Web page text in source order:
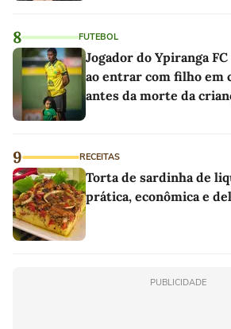
8 FUTEBOL
Jogador do Ypiranga
ao entrar com filho em
antes da morte da
9 RECEITAS
Torta de sardinha de
prática, econômica e
PUBLICIDADE